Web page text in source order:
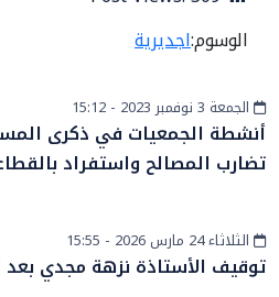
الوسوم:اجديرية
أخبار الصحراءالجمعة 3 نوفمبر 2023 - 15:12
أنشطة الجمعيات في ذكرى
تضارب المصالح واستفراد
أخبار وطنيةالثلاثاء 24 مارس 2026 - 15:55
توقيف الأستاذة نزهة مجدي بعد